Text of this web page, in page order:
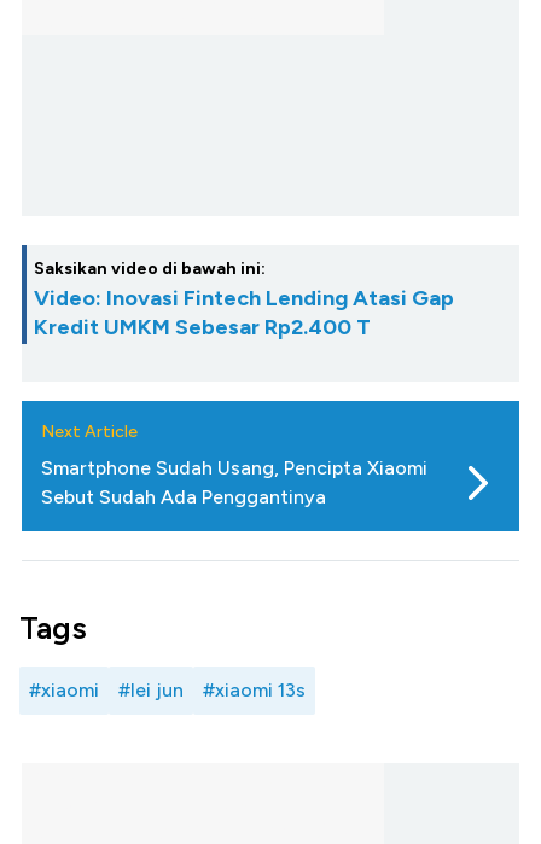
Saksikan video di bawah ini:
Video: Inovasi Fintech Lending Atasi Gap
Kredit UMKM Sebesar Rp2.400 T
Next Article
Smartphone Sudah Usang, Pencipta Xiaomi
Sebut Sudah Ada Penggantinya
Tags
#xiaomi #lei jun #xiaomi 13s